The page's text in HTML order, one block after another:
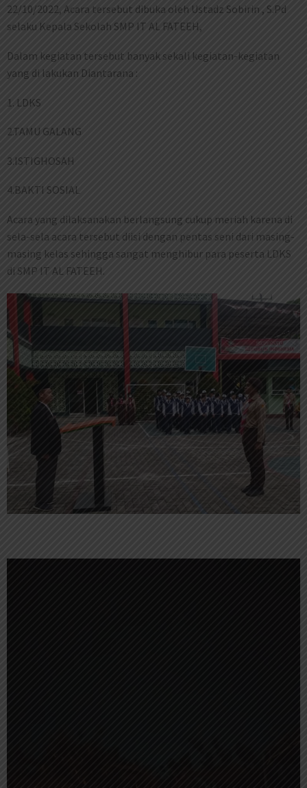
22/10/2022, Acara tersebut dibuka oleh Ustadz Sobirin , S.Pd
selaku Kepala Sekolah SMP IT AL FATEEH,
Dalam kegiatan tersebut banyak sekali kegiatan-kegiatan
yang di lakukan Diantarana :
1. LDKS
2.TAMU GALANG
3.ISTIGHOSAH
4.BAKTI SOSIAL
Acara yang dilaksanakan berlangsung cukup meriah karena di
sela-sela acara tersebut diisi dengan pentas seni dari masing-
masing kelas sehingga sangat menghibur para peserta LDKS
di SMP IT AL FATEEH.